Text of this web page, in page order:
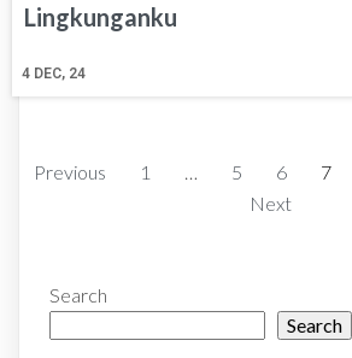
Lingkunganku
4 DEC, 24
Previous 1 … 5 6 7
Next
Search
Search